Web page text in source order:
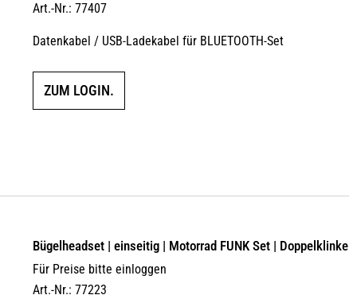
Art.-Nr.: 77407
Datenkabel / USB-Ladekabel für BLUETOOTH-Set
ZUM LOGIN.
Bügelheadset | einseitig | Motorrad FUNK Set | Doppelklinke
Für Preise bitte einloggen
Art.-Nr.: 77223